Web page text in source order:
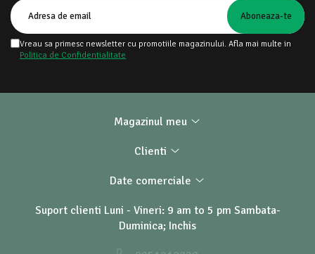
Vreau sa primesc newsletter cu promotiile magazinului. Afla mai multe in
Politica de Confidentialitate
Magazinul meu
Clienti
Date comerciale
Suport clienti Luni - Vineri: 9 am to 5 pm Sambata-
Duminica; Inchis